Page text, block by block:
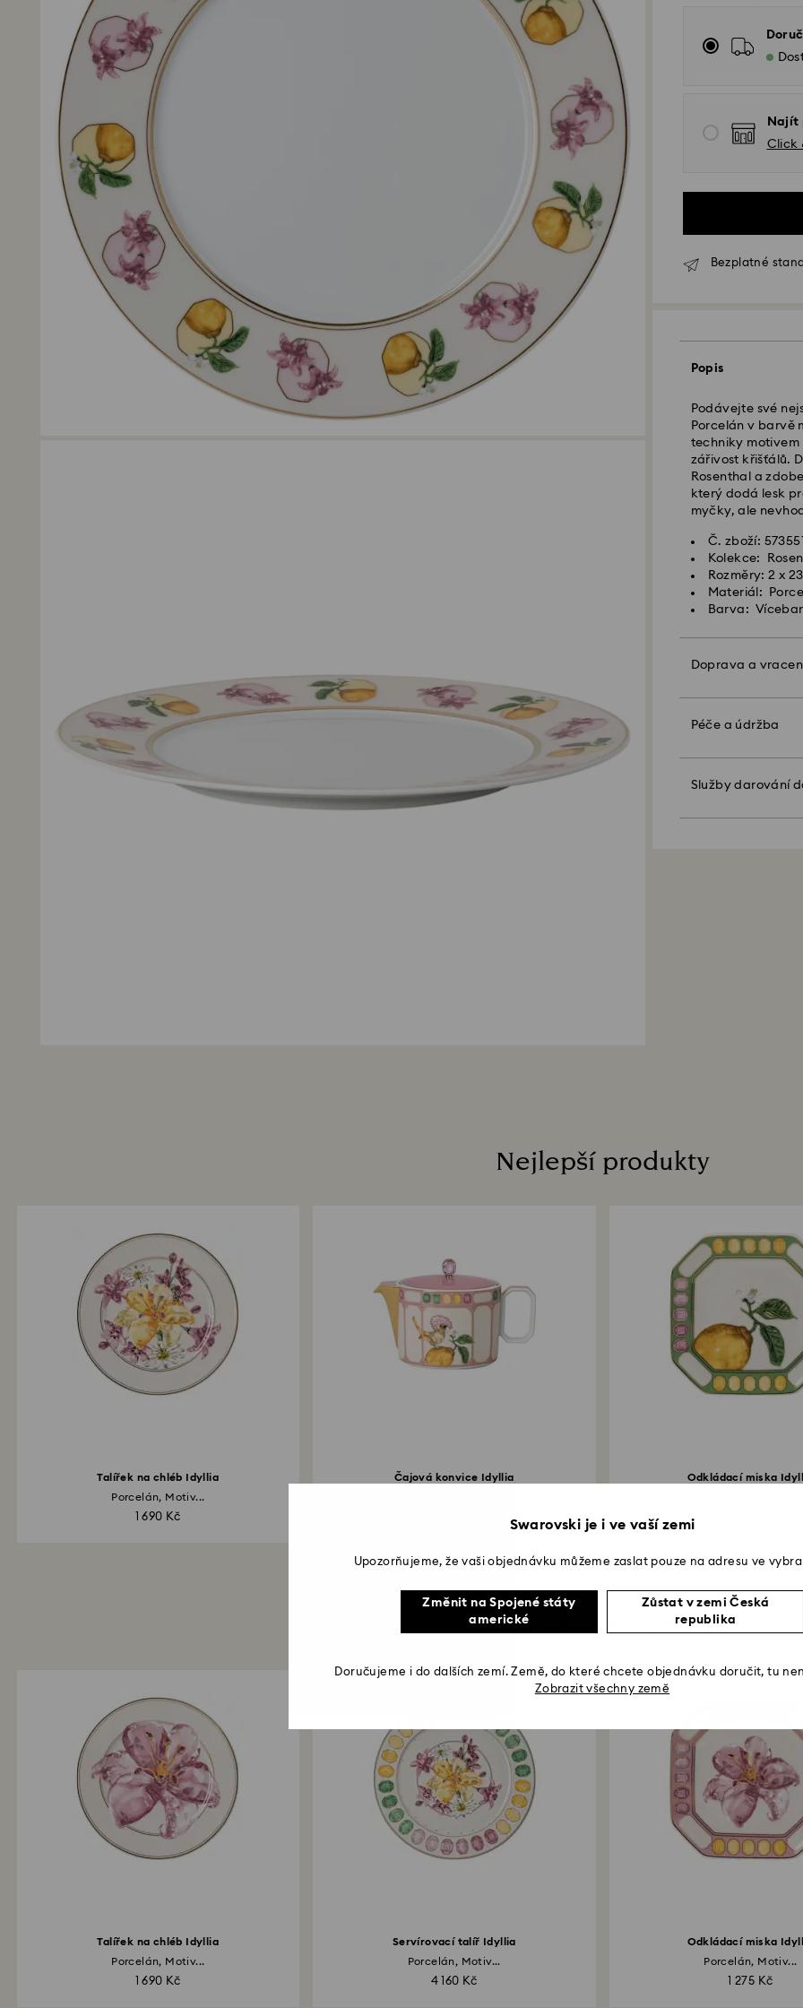
Najít
Click
Bezplatné
Popis
Podávejte své
Porcelán v barvě
techniky motivem
zářivost křišťálů.
Rosenthal a
který dodá lesk
myčky, ale
Č. zboží:
Kolekce:
Rozměry: 2 x
Materiál:
Barva:
Doprava a
Objednávky
Standardní
Standardní
Standardní
Expresní doručení
Objednávky
zpracovány a
Expresní dodací
Náklady na
Společnost
tato neobdrží
U produktů
zákazníkům.
Péče a údržba
Služby darování
být vás dárek
Když zvolíte
Nejlepší produkty
Talířek na chléb Idyllia
Porcelán, Motiv...
1 690 Kč
Čajová konvice Idyllia
Odkládací miska
Mohlo by se vám líbit
Talířek na chléb Idyllia
Porcelán, Motiv...
1 690 Kč
Servírovací talíř Idyllia
Porcelán, Motiv...
4 160 Kč
Odkládací miska
Porcelán, Motiv...
1 275 Kč
Swarovski je i ve vaší zemi
Upozorňujeme, že vaši objednávku můžeme zaslat pouze na adresu ve
Změnit na Spojené státy
americké
Zůstat v zemi Česká
republika
Doručujeme i do dalších zemí. Země, do které chcete objednávku doručit, tu
Zobrazit všechny země